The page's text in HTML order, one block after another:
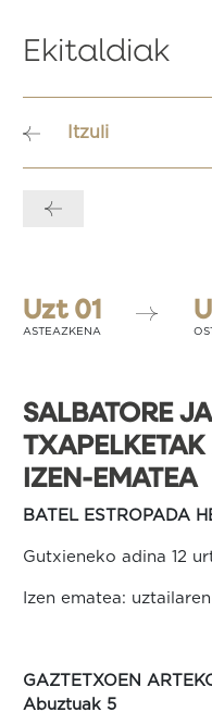
Ekitaldiak
Itzuli
zehar
Uzt 01
ASTEAZKENA
SALBATORE
TXAPELKETAK
IZEN-EMATEA
BATEL ESTROPADA
Gutxieneko adina 12
Izen ematea:
GAZTETXOEN
Abuztuak 5